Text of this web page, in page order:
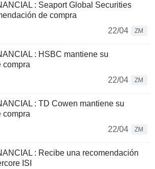
: Seaport Global Securities
de compra
22/04
ZM
: HSBC mantiene su
compra
22/04
ZM
: TD Cowen mantiene su
compra
22/04
ZM
: Recibe una recomendación
ISI